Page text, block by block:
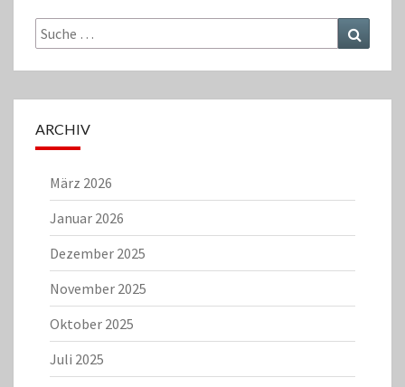
Suche
nach:
ARCHIV
März 2026
Januar 2026
Dezember 2025
November 2025
Oktober 2025
Juli 2025